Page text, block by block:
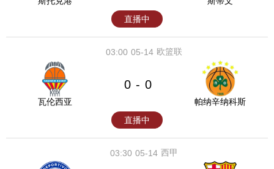
直播中
05-14
03:00 欧篮联
瓦伦西亚
0 - 0
帕纳辛纳科斯
直播中
05-14
03:30 西甲